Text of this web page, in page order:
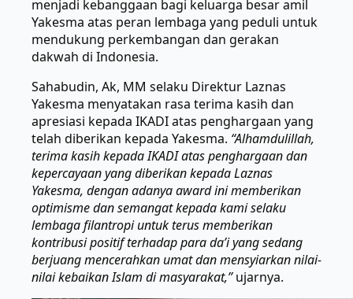
menjadi kebanggaan bagi keluarga besar amil
Yakesma atas peran lembaga yang peduli untuk
mendukung perkembangan dan gerakan
dakwah di Indonesia.
Sahabudin, Ak, MM selaku Direktur Laznas
Yakesma menyatakan rasa terima kasih dan
apresiasi kepada IKADI atas penghargaan yang
telah diberikan kepada Yakesma. “Alhamdulillah,
terima kasih kepada IKADI atas penghargaan dan
kepercayaan yang diberikan kepada Laznas
Yakesma, dengan adanya award ini memberikan
optimisme dan semangat kepada kami selaku
lembaga filantropi untuk terus memberikan
kontribusi positif terhadap para da’i yang sedang
berjuang mencerahkan umat dan mensyiarkan nilai-
nilai kebaikan Islam di masyarakat,”ujarnya.